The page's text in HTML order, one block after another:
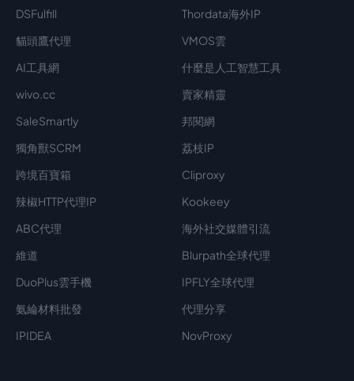
DSFulfill
Thordata海外IP
貓頭鷹代理
VMOS雲
AI工具網
什麼是人工智慧工具
wivo.cc
賣家精靈
SaleSmartly
邦閱網
獨角獸SCRM
荔枝IP
跨境百寶箱
Cliproxy
辣椒HTTP代理IP
Kookeey
ABC代理
海外社交媒體引流
維道
Blurpath全球代理
DuoPlus雲手機
IPFLY全球代理
氨綸材料批發
代理分享
IPIDEA
NovProxy